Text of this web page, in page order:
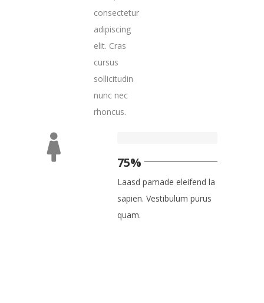
consectetur
adipiscing
elit. Cras
cursus
sollicitudin
nunc nec
rhoncus.
75%
Laasd pamade eleifend la
sapien. Vestibulum purus
quam.